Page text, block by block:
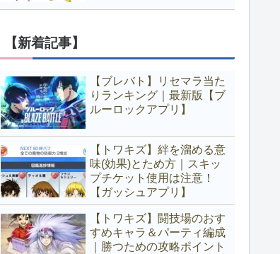
【新着記事】
【ブレバト】リセマラ当た
りランキング｜最新版【ブ
ルーロックアプリ】
【トワキズ】絆を溜める意
味(効果)とため方｜スキッ
プチケット使用は注意！
【ガッシュアプリ】
【トワキズ】闘技場のおす
すめキャラ＆パーティ編成
｜勝つための攻略ポイント